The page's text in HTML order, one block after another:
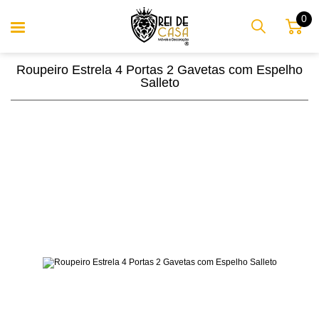
0
Roupeiro Estrela 4 Portas 2 Gavetas com Espelho
Salleto